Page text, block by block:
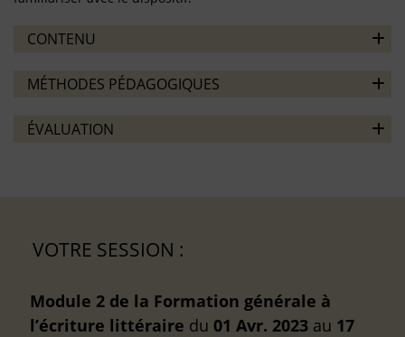
CONTENU
MÉTHODES PÉDAGOGIQUES
ÉVALUATION
VOTRE SESSION :
Module 2 de la Formation générale à
l’écriture littéraire du 01 Avr. 2023 au 17